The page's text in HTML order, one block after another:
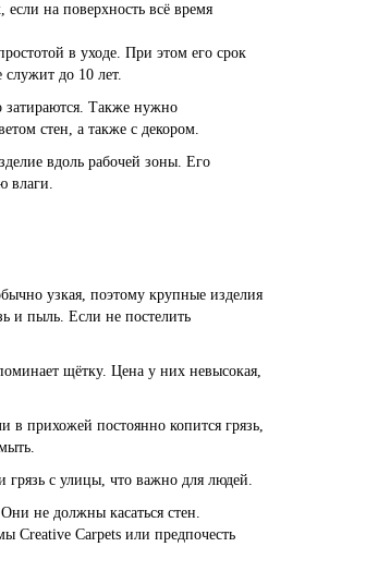
на поверхность всё время
в уходе. При этом его срок
до 10 лет.
Также нужно
стен, а также с декором.
вдоль рабочей зоны. Его
влаги.
узкая, поэтому крупные изделия
и пыль. Если не постелить
щётку. Цена у них невысокая,
прихожей постоянно копится грязь,
с улицы, что важно для людей.
не должны касаться стен.
Creative Carpets или предпочесть